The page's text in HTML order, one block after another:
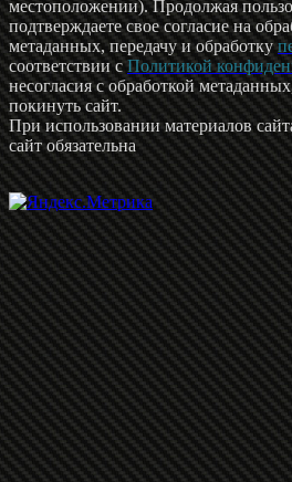
местоположении). Продолжая
подтверждаете свое согласие на
метаданных, передачу и обработку
соответствии сПолитикой
несогласия с обработкой
покинуть сайт.
При использовании материалов
сайт обязательна